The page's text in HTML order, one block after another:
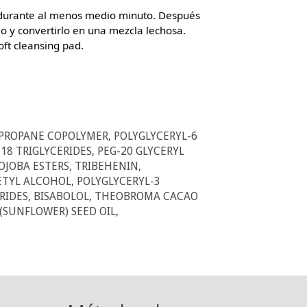
al menos medio minuto. Después
y convertirlo en una mezcla lechosa.
cleansing pad.
COPOLYMER, POLYGLYCERYL-6
TRIGLYCERIDES, PEG-20 GLYCERYL
ESTERS, TRIBEHENIN,
ALCOHOL, POLYGLYCERYL-3
BISABOLOL, THEOBROMA CACAO
SEED OIL,